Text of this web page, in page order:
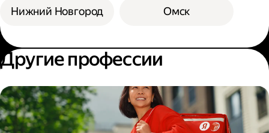
Нижний Новгород Омск
Другие профессии